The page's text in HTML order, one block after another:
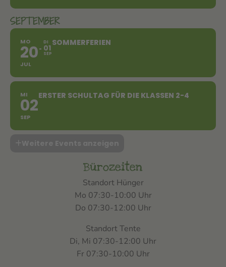
SEPTEMBER
MO
20
JUL
DI
01
SEP
SOMMERFERIEN
MI
02
SEP
ERSTER SCHULTAG FÜR DIE KLASSEN 2-4
Bürozeiten
Standort Hünger
Mo 07:30-10:00 Uhr
Do 07:30-12:00 Uhr
Standort Tente
Di, Mi 07:30-12:00 Uhr
Fr 07:30-10:00 Uhr